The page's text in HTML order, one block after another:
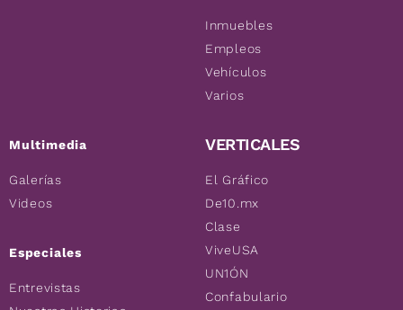
Multimedia
Galerías
Videos
Especiales
Entrevistas
Inmuebles
Empleos
Vehículos
Varios
VERTICALES
El Gráfico
De10.mx
Clase
ViveUSA
UN1ÓN
Confabulario